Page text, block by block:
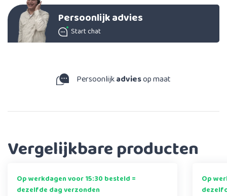
Persoonlijk advies
Start chat
Persoonlijkadviesop maat
Vergelijkbare producten
Op werkdagen voor 15:30 besteld =
dezelfde dag verzonden
Op